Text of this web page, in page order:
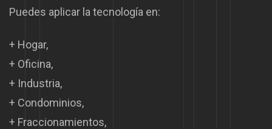
Puedes aplicar la tecnología en:
+ Hogar,
+ Oficina,
+ Industria,
+ Condominios,
+ Fraccionamientos,